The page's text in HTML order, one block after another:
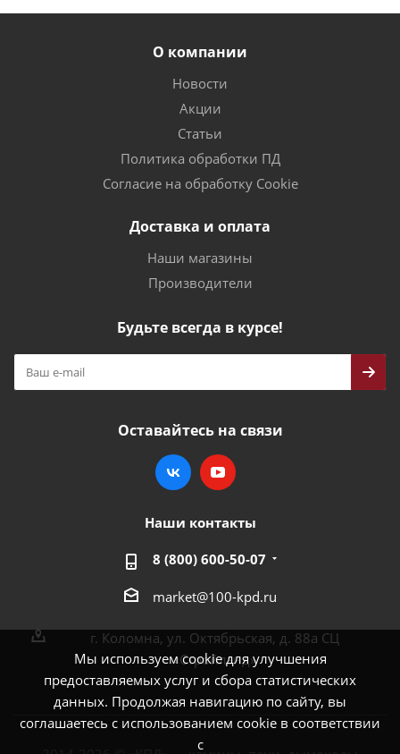
Мы используем cookie для улучшения
предоставляемых услуг и сбора статистических
данных. Продолжая навигацию по сайту, вы
соглашаетесь с использованием cookie в соответствии
с
О компании
Новости
Акции
Статьи
Политика обработки ПД
Согласие на обработку Cookie
Доставка и оплата
Наши магазины
Производители
Будьте всегда в курсе!
Оставайтесь на связи
Наши контакты
8 (800) 600-50-07
market@100-kpd.ru
г. Коломна, ул. Октябрьская, д. 88а СЦ
«Стройлэнд»